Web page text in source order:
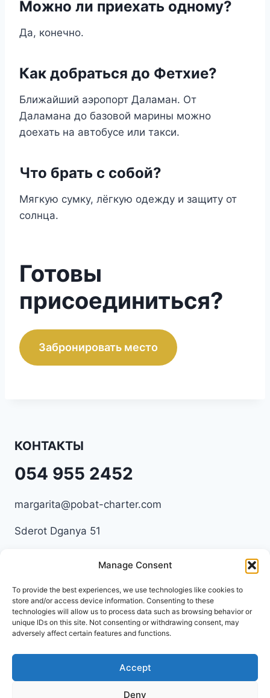
Manage Consent
To provide the best experiences, we use technologies like cookies to
store and/or access device information. Consenting to these
technologies will allow us to process data such as browsing behavior or
unique IDs on this site. Not consenting or withdrawing consent, may
adversely affect certain features and functions.
Accept
Deny
Можно ли приехать одному?
Да, конечно.
Как добраться до Фетхие?
Ближайший аэропорт Даламан. От
Даламана до базовой марины можно
доехать на автобусе или такси.
Что брать с собой?
Мягкую сумку, лёгкую одежду и защиту от
солнца.
Готовы
присоединиться?
Забронировать место
КОНТАКТЫ
054 955 2452
margarita@pobat-charter.com
Sderot Dganya 51
Privacy Policy
Terms & Conditions